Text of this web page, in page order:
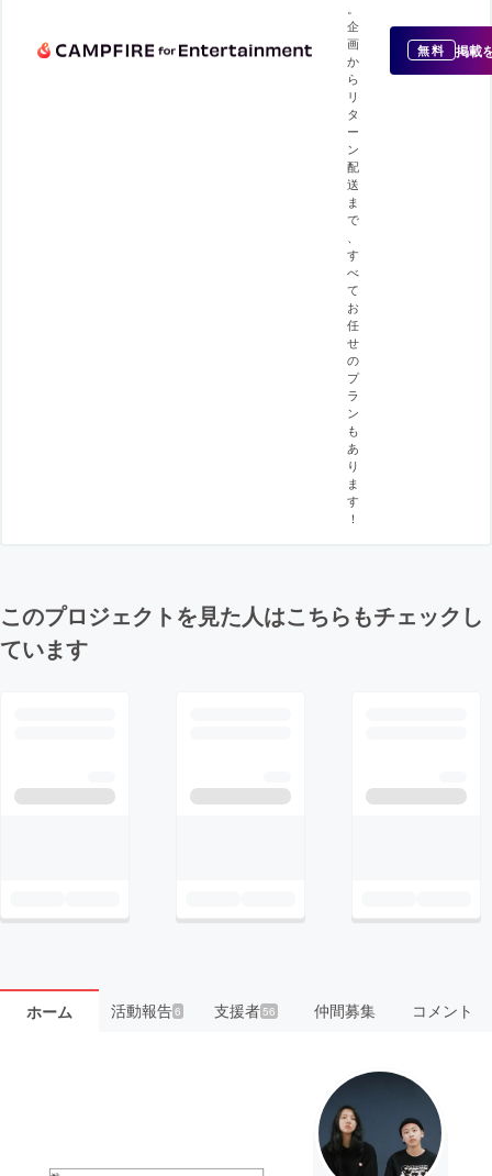
企
画
か
ら
リ
タ
ー
ン
配
送
ま
で
す
べ
て
お
任
せ
の
プ
ラ
ン
も
あ
り
ま
す
！
無料 掲載
このプロジェクトを見た人はこちらもチェックし
ています
ホーム 活動報告6 支援者56 仲間募集 コメント